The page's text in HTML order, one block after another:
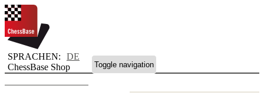
SPRACHEN:
DE
ChessBase Shop
Toggle navigation